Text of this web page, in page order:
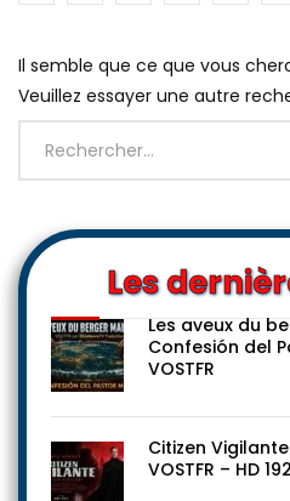
Il semble que ce que vous
Veuillez essayer une autre
Les
Les aveux du
Confesión del
VOSTFR
Citizen
VOSTFR – HD